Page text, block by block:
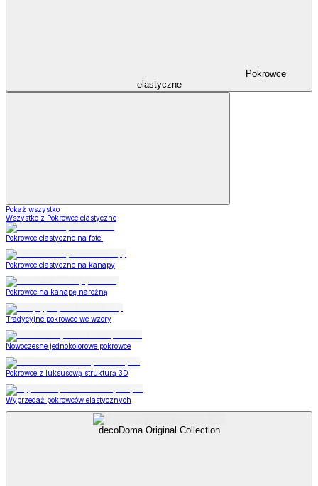
Pokrowce
elastyczne
Pokaż wszystko
Wszystko z Pokrowce elastyczne
Pokrowce elastyczne na fotel
Pokrowce elastyczne na kanapy
Pokrowce na kanapę narożną
Tradycyjne pokrowce we wzory
Nowoczesne jednokolorowe pokrowce
Pokrowce z luksusową strukturą 3D
Wyprzedaż pokrowców elastycznych
decoDoma Original Collection